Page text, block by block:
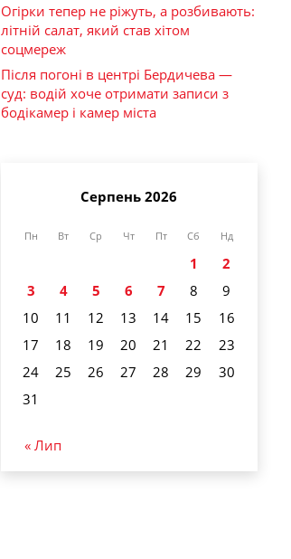
Огірки тепер не ріжуть, а розбивають:
літній салат, який став хітом
соцмереж
Після погоні в центрі Бердичева —
суд: водій хоче отримати записи з
бодікамер і камер міста
Серпень 2026
Пн Вт Ср Чт Пт Сб Нд
1
2
3
4 5 6 7 8
9
10
11 12 13 14 15
16
17
18 19 20 21 22
23
24
25 26 27 28 29
30
31
« Лип